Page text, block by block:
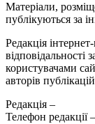
Матеріали,
публікуються за
Редакція
відповідальності
користувачами
авторів
Редакція –
Телефон редакції –